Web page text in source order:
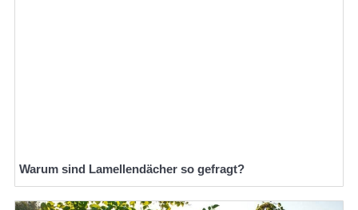
Warum sind Lamellendächer so gefragt?